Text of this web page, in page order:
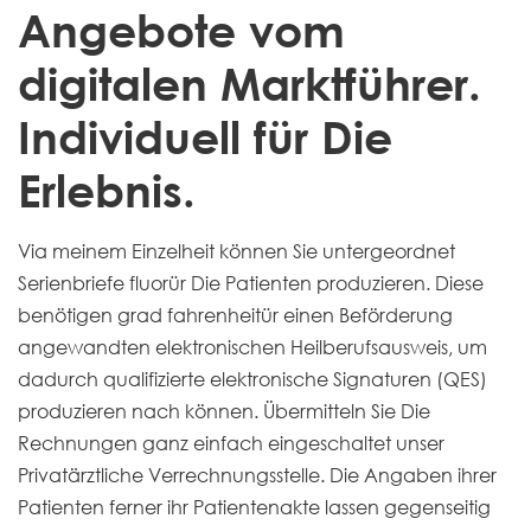
Angebote vom
digitalen Marktführer.
Individuell für Die
Erlebnis.
Via meinem Einzelheit können Sie untergeordnet
Serienbriefe fluorür Die Patienten produzieren. Diese
benötigen grad fahrenheitür einen Beförderung
angewandten elektronischen Heilberufsausweis, um
dadurch qualifizierte elektronische Signaturen (QES)
produzieren nach können. Übermitteln Sie Die
Rechnungen ganz einfach eingeschaltet unser
Privatärztliche Verrechnungsstelle. Die Angaben ihrer
Patienten ferner ihr Patientenakte lassen gegenseitig